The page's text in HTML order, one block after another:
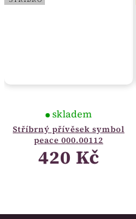
Stříbrný přívěsek symbol
peace 000.00112
skladem
420 Kč